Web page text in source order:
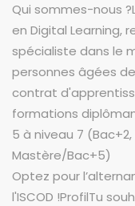
Qui sommes-nous
en Digital Learning,
spécialiste dans le
personnes âgées
contrat
formations
5 à niveau 7
Mastère/Bac+5)
Optez pour
l'ISCOD !ProfilTu